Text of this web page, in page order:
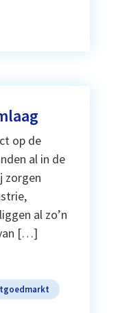
op de
al in de
zorgen
al zo’n
[…]